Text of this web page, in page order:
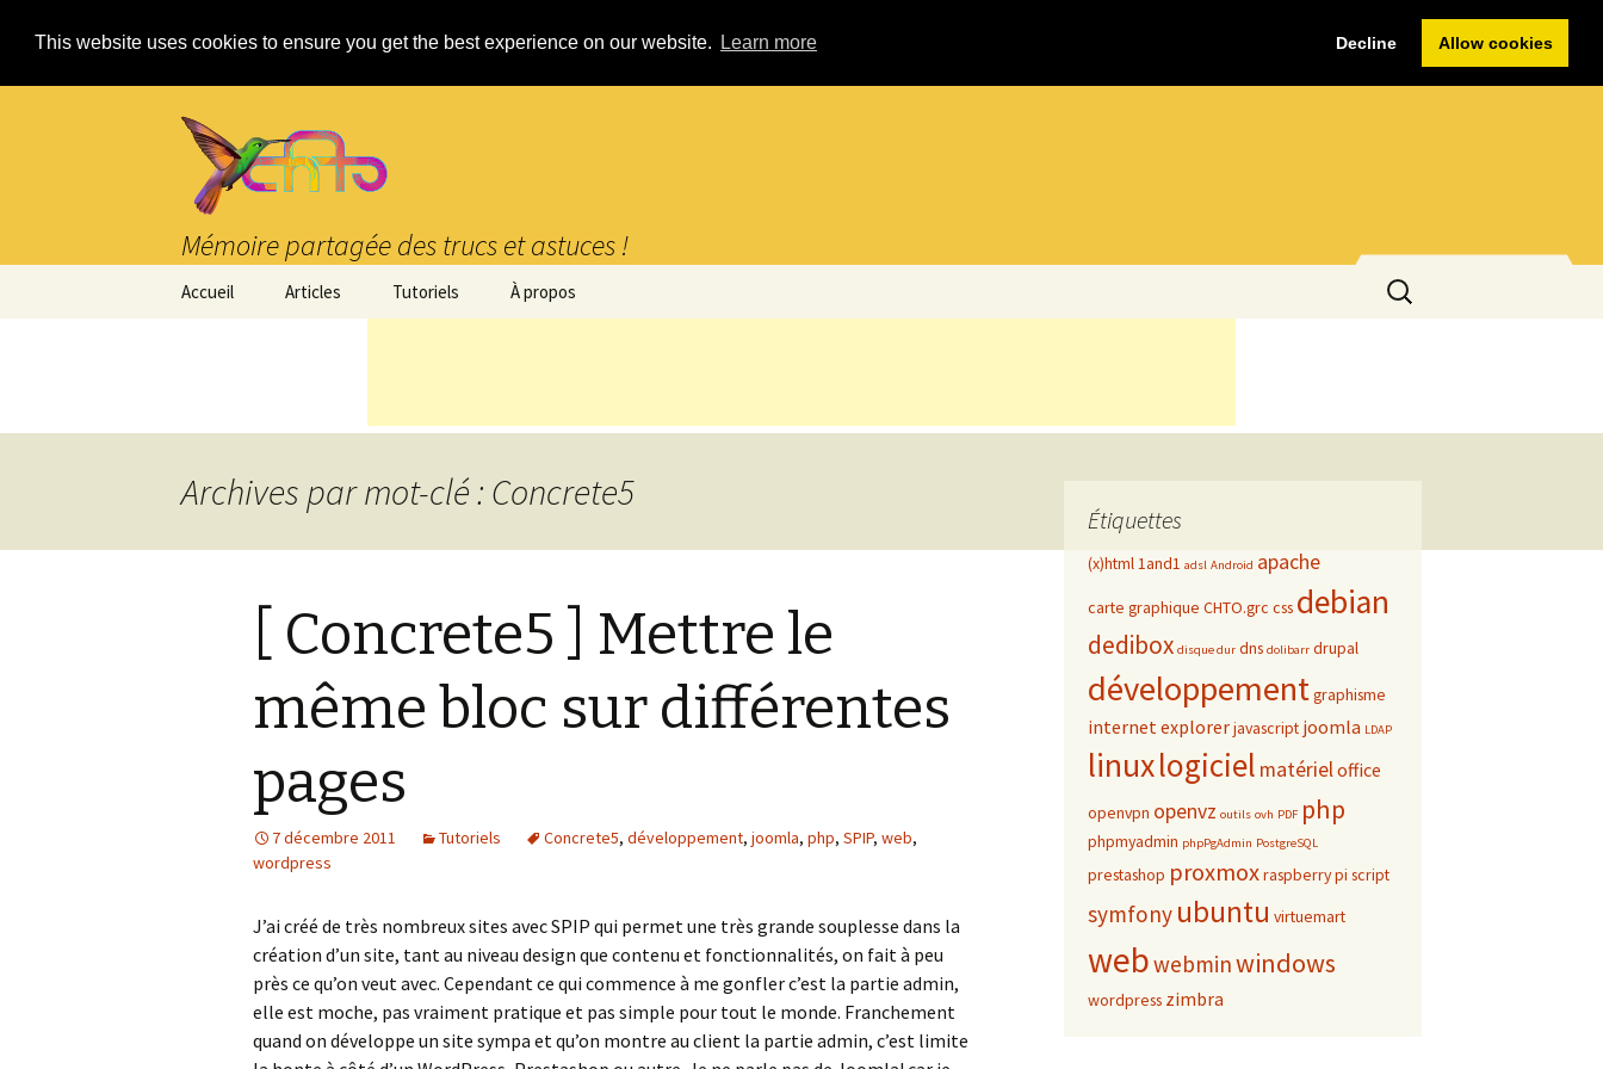
This website uses cookies to ensure you get the best experience on our website. Learn more Decline Allow cookies
Mémoire partagée des trucs et astuces !
Accueil Articles Tutoriels À propos
Rechercher :
Archives par mot-clé : Concrete5
[ Concrete5 ] Mettre le
même bloc sur différentes
pages
7 décembre 2011 Tutoriels Concrete5, développement, joomla, php, SPIP, web,
wordpress
J’ai créé de très nombreux sites avec SPIP qui permet une très grande souplesse dans la
création d’un site, tant au niveau design que contenu et fonctionnalités, on fait à peu
près ce qu’on veut avec. Cependant ce qui commence à me gonfler c’est la partie admin,
elle est moche, pas vraiment pratique et pas simple pour tout le monde. Franchement
quand on développe un site sympa et qu’on montre au client la partie admin, c’est limite
Étiquettes
(x)html 1and1 adsl Android apache
carte graphique CHTO.grc css debian
dedibox disque dur dns dolibarr drupal
développementgraphisme
internet explorerjavascript joomla LDAP
linuxlogiciel matérieloffice
openvpn openvz outils ovh PDF php
phpmyadmin phpPgAdmin PostgreSQL
prestashop proxmoxraspberry pi script
symfony ubuntu virtuemart
webwebminwindows
wordpress zimbra